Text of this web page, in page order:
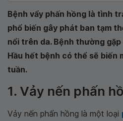
Bệnh vẩy phấn hồng là tình
phổ biến gây phát ban tạm
nổi trên da. Bệnh thường
Hầu hết bệnh có thể sẽ biến
tuần.
1. Vảy nến phấn
Vảy nến phấn hồng là một loại